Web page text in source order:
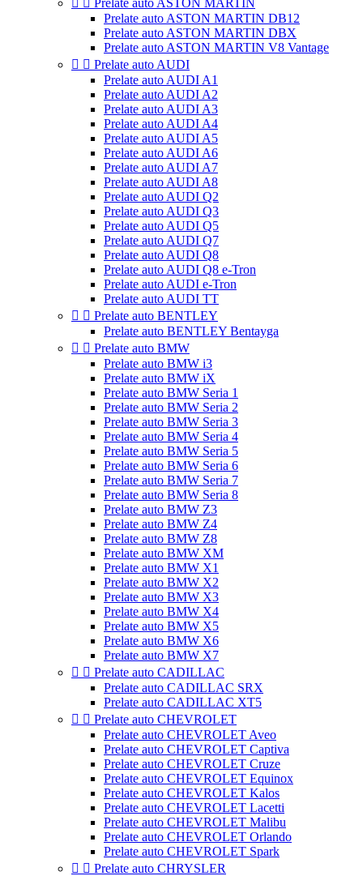
  Prelate auto ASTON MARTIN
Prelate auto ASTON MARTIN DB12
Prelate auto ASTON MARTIN DBX
Prelate auto ASTON MARTIN V8 Vantage
  Prelate auto AUDI
Prelate auto AUDI A1
Prelate auto AUDI A2
Prelate auto AUDI A3
Prelate auto AUDI A4
Prelate auto AUDI A5
Prelate auto AUDI A6
Prelate auto AUDI A7
Prelate auto AUDI A8
Prelate auto AUDI Q2
Prelate auto AUDI Q3
Prelate auto AUDI Q5
Prelate auto AUDI Q7
Prelate auto AUDI Q8
Prelate auto AUDI Q8 e-Tron
Prelate auto AUDI e-Tron
Prelate auto AUDI TT
  Prelate auto BENTLEY
Prelate auto BENTLEY Bentayga
  Prelate auto BMW
Prelate auto BMW i3
Prelate auto BMW iX
Prelate auto BMW Seria 1
Prelate auto BMW Seria 2
Prelate auto BMW Seria 3
Prelate auto BMW Seria 4
Prelate auto BMW Seria 5
Prelate auto BMW Seria 6
Prelate auto BMW Seria 7
Prelate auto BMW Seria 8
Prelate auto BMW Z3
Prelate auto BMW Z4
Prelate auto BMW Z8
Prelate auto BMW XM
Prelate auto BMW X1
Prelate auto BMW X2
Prelate auto BMW X3
Prelate auto BMW X4
Prelate auto BMW X5
Prelate auto BMW X6
Prelate auto BMW X7
  Prelate auto CADILLAC
Prelate auto CADILLAC SRX
Prelate auto CADILLAC XT5
  Prelate auto CHEVROLET
Prelate auto CHEVROLET Aveo
Prelate auto CHEVROLET Captiva
Prelate auto CHEVROLET Cruze
Prelate auto CHEVROLET Equinox
Prelate auto CHEVROLET Kalos
Prelate auto CHEVROLET Lacetti
Prelate auto CHEVROLET Malibu
Prelate auto CHEVROLET Orlando
Prelate auto CHEVROLET Spark
  Prelate auto CHRYSLER